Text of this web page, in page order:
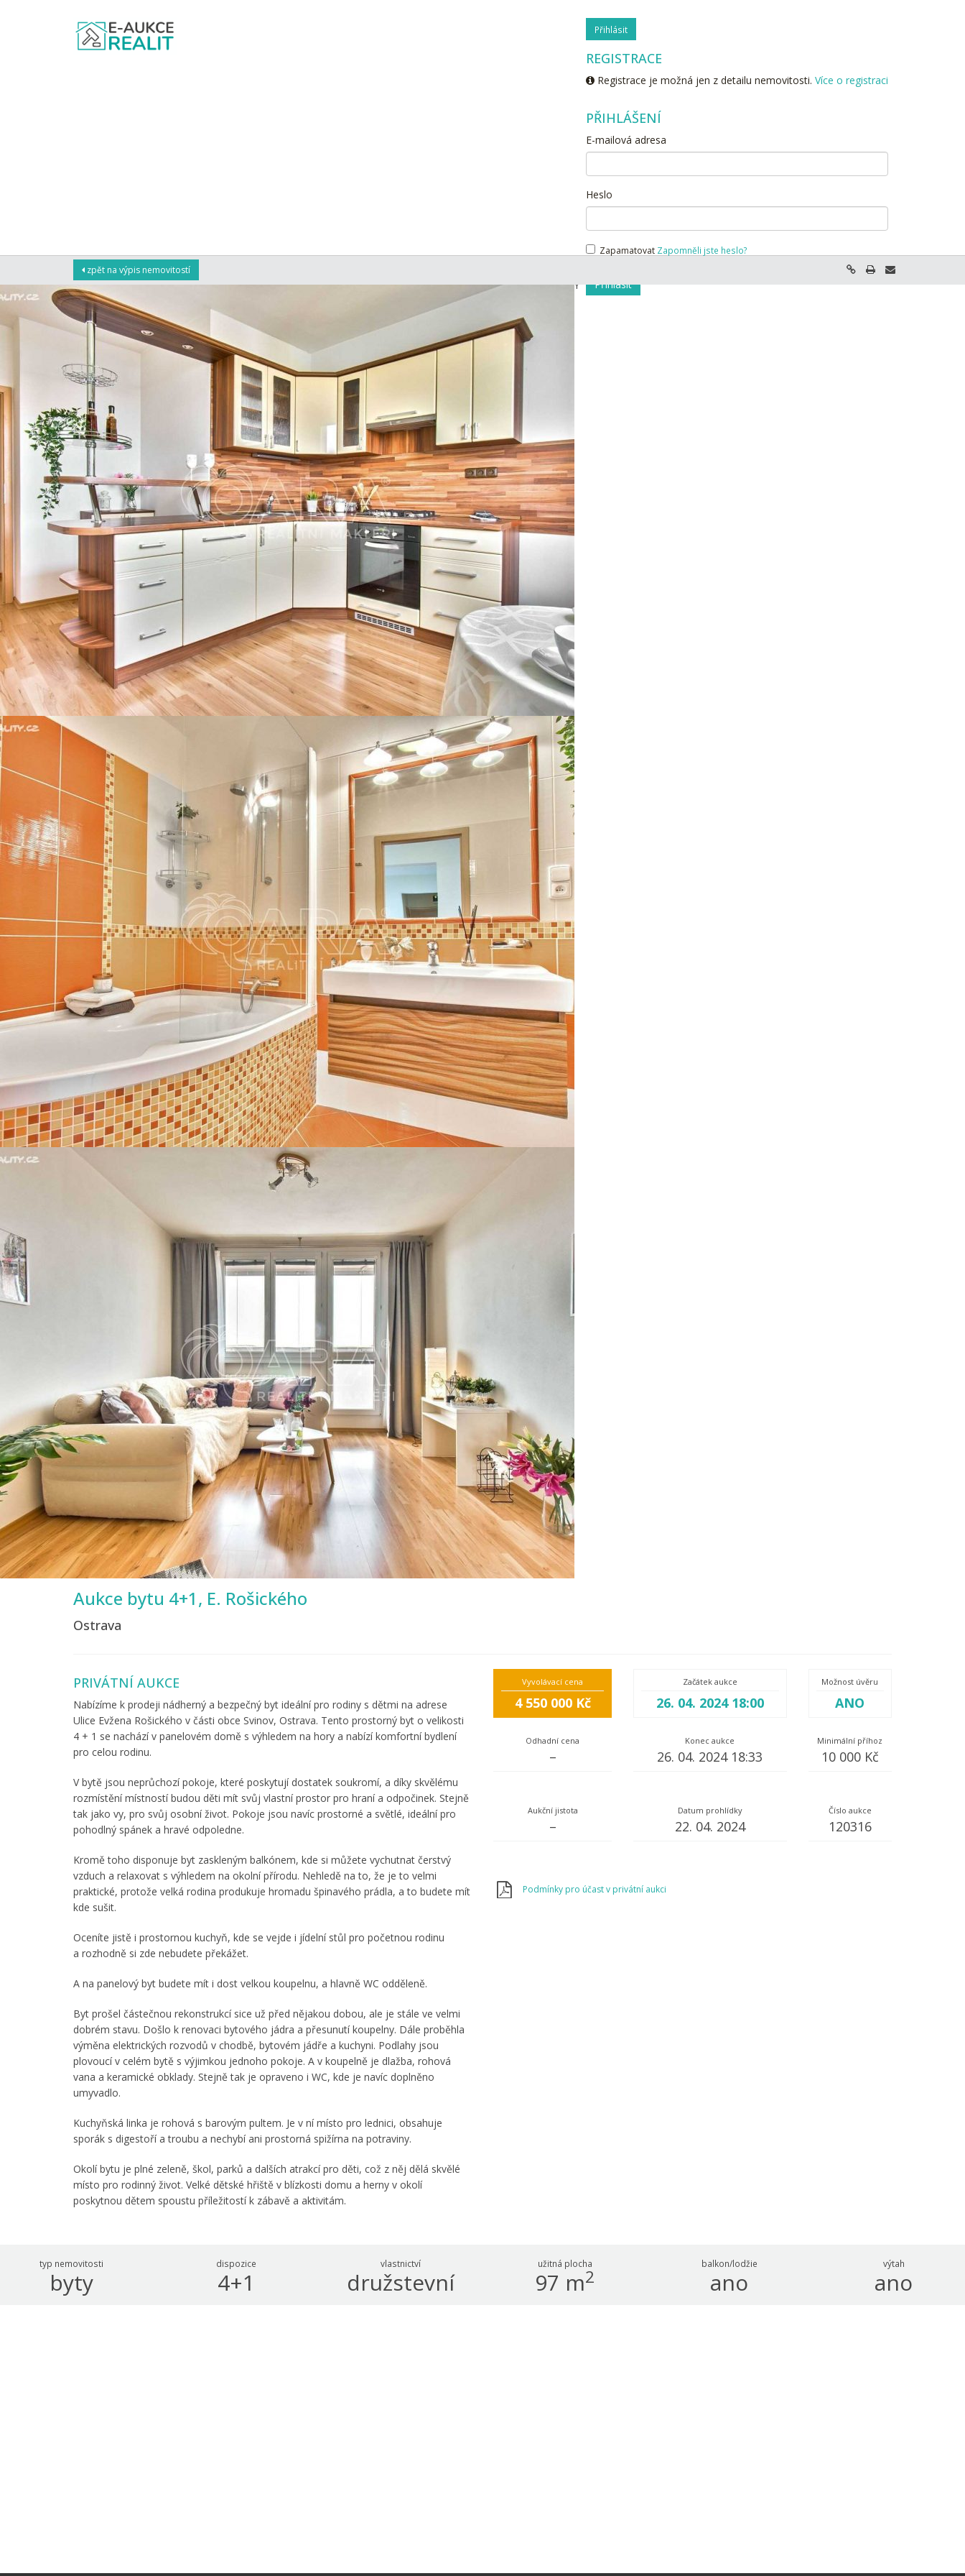
NABÍDKA NEMOVITOSTÍ PRO MAKLÉŘE PRIVÁTNÍ AUKCE KONTAKTY
Přihlásit
REGISTRACE
Registrace je možná jen z detailu nemovitosti. Více o registraci
PŘIHLÁŠENÍ
E-mailová adresa
Heslo
Zapamatovat Zapomněli jste heslo?
Přihlásit
zpět na výpis nemovitostí
Aukce bytu 4+1, E. Rošického
Ostrava
PRIVÁTNÍ AUKCE
Nabízíme k prodeji nádherný a bezpečný byt ideální pro rodiny s dětmi na adrese
Ulice Evžena Rošického v části obce Svinov, Ostrava. Tento prostorný byt o velikosti
4 + 1 se nachází v panelovém domě s výhledem na hory a nabízí komfortní bydlení
pro celou rodinu.
V bytě jsou neprůchozí pokoje, které poskytují dostatek soukromí, a díky skvělému
rozmístění místností budou děti mít svůj vlastní prostor pro hraní a odpočinek. Stejně
tak jako vy, pro svůj osobní život. Pokoje jsou navíc prostorné a světlé, ideální pro
pohodlný spánek a hravé odpoledne.
Kromě toho disponuje byt zaskleným balkónem, kde si můžete vychutnat čerstvý
vzduch a relaxovat s výhledem na okolní přírodu. Nehledě na to, že je to velmi
praktické, protože velká rodina produkuje hromadu špinavého prádla, a to budete mít
kde sušit.
Oceníte jistě i prostornou kuchyň, kde se vejde i jídelní stůl pro početnou rodinu
a rozhodně si zde nebudete překážet.
A na panelový byt budete mít i dost velkou koupelnu, a hlavně WC odděleně.
Byt prošel částečnou rekonstrukcí sice už před nějakou dobou, ale je stále ve velmi
dobrém stavu. Došlo k renovaci bytového jádra a přesunutí koupelny. Dále proběhla
výměna elektrických rozvodů v chodbě, bytovém jádře a kuchyni. Podlahy jsou
plovoucí v celém bytě s výjimkou jednoho pokoje. A v koupelně je dlažba, rohová
vana a keramické obklady. Stejně tak je opraveno i WC, kde je navíc doplněno
umyvadlo.
Kuchyňská linka je rohová s barovým pultem. Je v ní místo pro lednici, obsahuje
sporák s digestoří a troubu a nechybí ani prostorná spižírna na potraviny.
Okolí bytu je plné zeleně, škol, parků a dalších atrakcí pro děti, což z něj dělá skvělé
místo pro rodinný život. Velké dětské hřiště v blízkosti domu a herny v okolí
poskytnou dětem spoustu příležitostí k zábavě a aktivitám.
Vyvolávací cena
4 550 000 Kč
Začátek aukce
26. 04. 2024 18:00
Možnost úvěru
ANO
Odhadní cena
–
Konec aukce
26. 04. 2024 18:33
Minimální příhoz
10 000 Kč
Aukční jistota
–
Datum prohlídky
22. 04. 2024
Číslo aukce
120316
Podmínky pro účast v privátní aukci
typ nemovitosti
byty
dispozice
4+1
vlastnictví
družstevní
užitná plocha
97 m2
balkon/lodžie
ano
výtah
ano